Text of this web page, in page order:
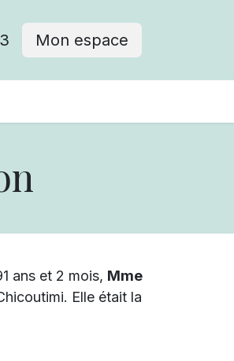
Mon espace
ans et 2 mois, Mme
Elle était la